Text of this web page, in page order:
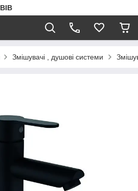
Змішувачі , душові системи